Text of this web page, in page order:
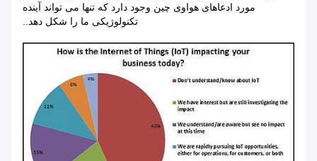
مورد ادعاهای هواوی چین وجود دارد که تنها می تواند آینده
تکنولوژیکی ما را شکل دهد..